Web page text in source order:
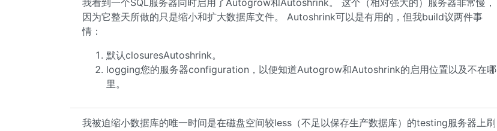
我看到一个SQL服务器同时启用了Autogrow和Autoshrink。 这个（相对强大的）服务器非常慢，
因为它整天所做的只是缩小和扩大数据库文件。 Autoshrink可以是有用的，但我build议两件事
情：
默认closuresAutoshrink。
logging您的服务器configuration，以便知道Autogrow和Autoshrink的启用位置以及不在哪
里。
我被迫缩小数据库的唯一时间是在磁盘空间较less（不足以保存生产数据库）的testing服务器上刷